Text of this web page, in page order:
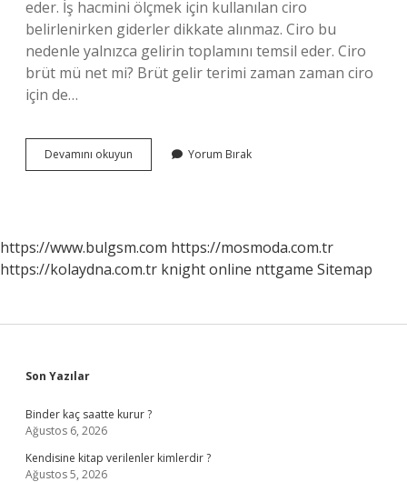
eder. İş hacmini ölçmek için kullanılan ciro
belirlenirken giderler dikkate alınmaz. Ciro bu
nedenle yalnızca gelirin toplamını temsil eder. Ciro
brüt mü net mi? Brüt gelir terimi zaman zaman ciro
için de…
Devamını okuyun
Kâr
Yorum Bırak
https://www.bulgsm.com https://mosmoda.com.tr
https://kolaydna.com.tr knight online nttgame Sitemap
Sidebar
Son Yazılar
Binder kaç saatte kurur ?
Ağustos 6, 2026
Kendisine kitap verilenler kimlerdir ?
Ağustos 5, 2026